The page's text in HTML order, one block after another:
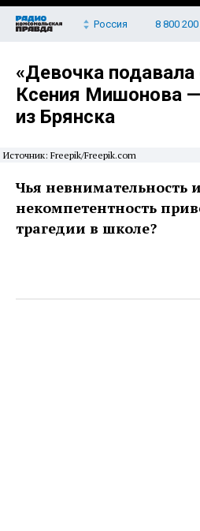
Россия 8 800
«Девочка подавала
Ксения Мишонова
из Брянска
Источник: Freepik/Freepik.com
Чья невнимательность и
некомпетентность
трагедии в школе?